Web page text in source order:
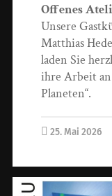
Offenes
Unsere
Matthias
laden Sie
ihre Arbeit
Planeten“.
25. Mai 2026